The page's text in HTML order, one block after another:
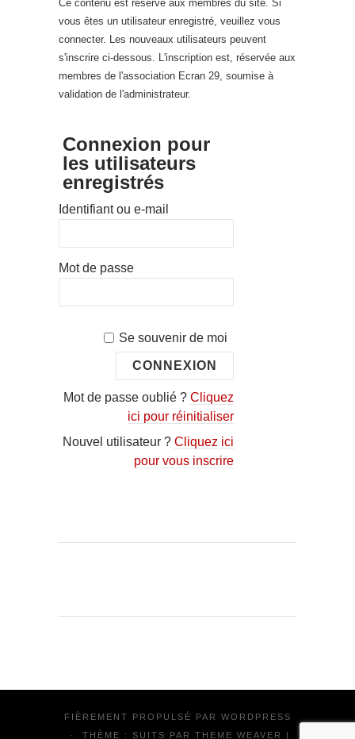
Ce contenu est réservé aux membres du site. Si
vous êtes un utilisateur enregistré, veuillez vous
connecter. Les nouveaux utilisateurs peuvent
s'inscrire ci-dessous. L'inscription est, réservée aux
membres de l'association Ecran 29, soumise à
validation de l'administrateur.
Connexion pour
les utilisateurs
enregistrés
Identifiant ou e-mail
Mot de passe
Se souvenir de moi
Mot de passe oublié ? Cliquez
ici pour réinitialiser
Nouvel utilisateur ? Cliquez ici
pour vous inscrire
FIÈREMENT PROPULSÉ PAR WORDPRESS
·
THÈME : SUITS PAR THEME WEAVER |